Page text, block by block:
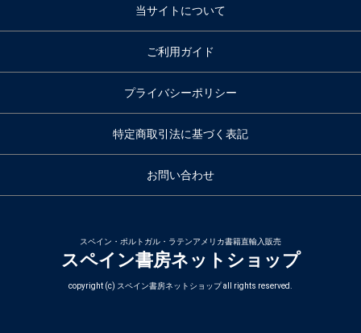
当サイトについて
ご利用ガイド
プライバシーポリシー
特定商取引法に基づく表記
お問い合わせ
スペイン・ポルトガル・ラテンアメリカ書籍直輸入販売
スペイン書房ネットショップ
copyright (c) スペイン書房ネットショップ all rights reserved.